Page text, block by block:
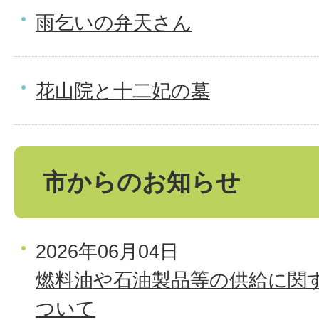
雨乞いの弁天さん
花山院と十二妃の墓
市からのお知らせ
2026年06月04日
燃料油や石油製品等の供給に関
ついて